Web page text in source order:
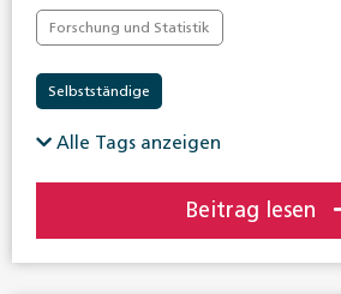
Forschung und Statistik
Selbstständige
Alle Tags anzeigen
Beitrag lesen